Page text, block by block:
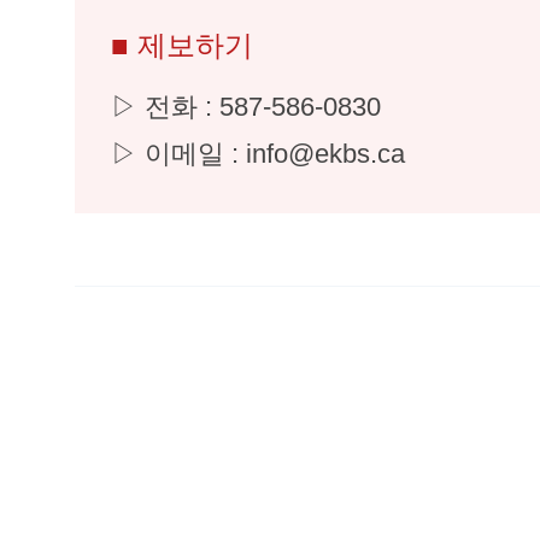
■ 제보하기
▷ 전화 : 587-586-0830
▷ 이메일 : info@ekbs.ca